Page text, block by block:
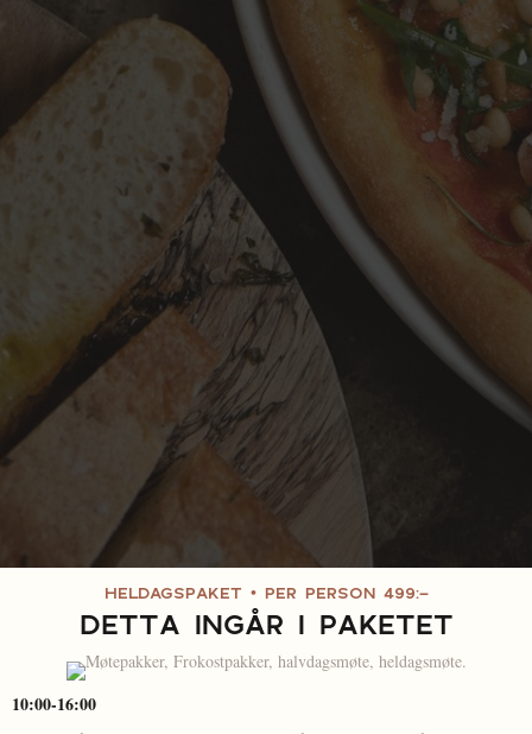
HELDAGSPAKET •PER PERSON 499:-
DETTA INGÅR I PAKETET
10:00-16:00